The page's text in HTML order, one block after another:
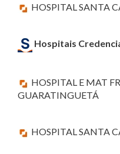
HOSPITAL SANTA
Hospitais
HOSPITAL E MAT
GUARATINGUETÁ
HOSPITAL SANTA